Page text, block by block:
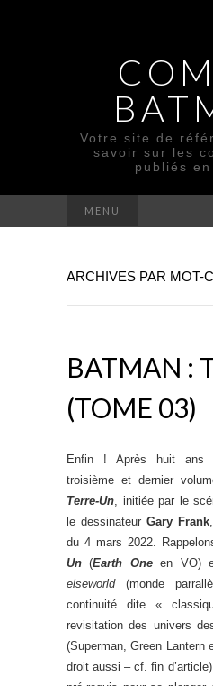
Votre site de
savoir sur les
publiés
MENU
ARCHIVES PAR MOT-
BATMAN :
(TOME 03)
Enfin ! Après huit ans
troisième et dernier
Terre-Un, initiée par le
le dessinateur Gary Frank
du 4 mars 2022.
Un (Earth Oneen VO)
elseworld(monde
continuité dite «
revisitation des univers
(Superman, Green Lantern
droit aussi – cf. fin